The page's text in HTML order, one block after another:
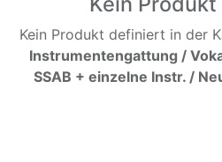
Kein Produkt definiert in der
Instrumentengattung /
SSAB + einzelne Instr. /